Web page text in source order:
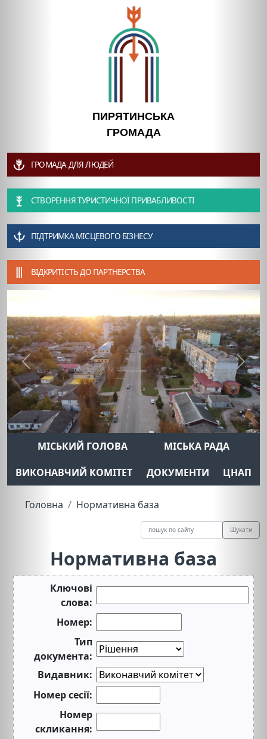
ПИРЯТИНСЬКА
ГРОМАДА
ГРОМАДА ДЛЯ ЛЮДЕЙ
СТВОРЕННЯ ТУРИСТИЧНОЇ ПРИВАБЛИВОСТІ
ПІДТРИМКА МІСЦЕВОГО БІЗНЕСУ
ВІДКРИТІСТЬ ДО ПАРТНЕРСТВА
Previous Next
МІСЬКИЙ ГОЛОВА
МІСЬКА РАДА
ВИКОНАВЧИЙ КОМІТЕТ
ДОКУМЕНТИ ЦНАП
Головна Нормативна база
Шукати
Нормативна база
Ключові
слова:
Номер:
Тип
документа:
Видавник:
Номер сесії:
Номер
скликання: